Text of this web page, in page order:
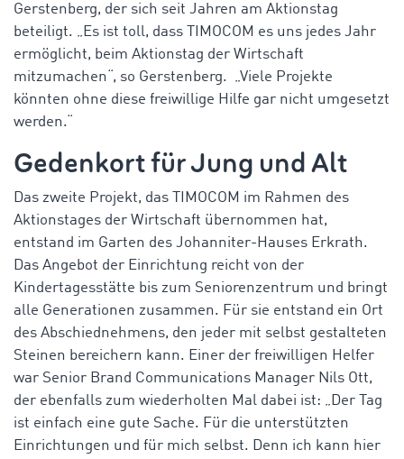
Gerstenberg, der sich seit Jahren am Aktionstag
beteiligt. „Es ist toll, dass TIMOCOM es uns jedes Jahr
ermöglicht, beim Aktionstag der Wirtschaft
mitzumachen“, so Gerstenberg. „Viele Projekte
könnten ohne diese freiwillige Hilfe gar nicht umgesetzt
werden.“
Gedenkort für Jung und Alt
Das zweite Projekt, das TIMOCOM im Rahmen des
Aktionstages der Wirtschaft übernommen hat,
entstand im Garten des Johanniter-Hauses Erkrath.
Das Angebot der Einrichtung reicht von der
Kindertagesstätte bis zum Seniorenzentrum und bringt
alle Generationen zusammen. Für sie entstand ein Ort
des Abschiednehmens, den jeder mit selbst gestalteten
Steinen bereichern kann. Einer der freiwilligen Helfer
war Senior Brand Communications Manager Nils Ott,
der ebenfalls zum wiederholten Mal dabei ist: „Der Tag
ist einfach eine gute Sache. Für die unterstützten
Einrichtungen und für mich selbst. Denn ich kann hier